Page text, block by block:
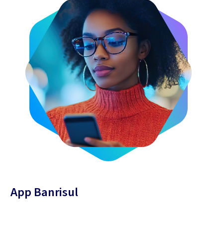
App Banrisul